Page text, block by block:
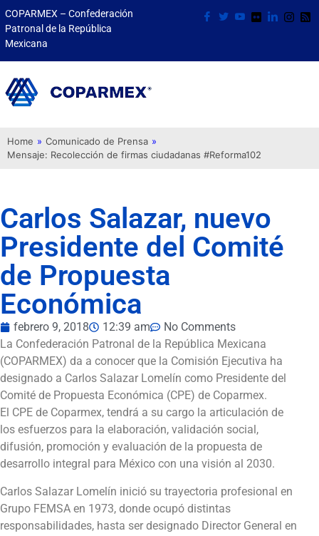
COPARMEX – Confederación
Patronal de la República
Mexicana
Home » Comunicado de Prensa »
Mensaje: Recolección de firmas ciudadanas #Reforma102
Carlos Salazar, nuevo
Presidente del Comité
de Propuesta
Económica
febrero 9, 2018 12:39 am
No Comments
La Confederación Patronal de la República Mexicana
(COPARMEX) da a conocer que la Comisión Ejecutiva ha
designado a Carlos Salazar Lomelín como Presidente del
Comité de Propuesta Económica (CPE) de Coparmex.
El CPE de Coparmex, tendrá a su cargo la articulación de
los esfuerzos para la elaboración, validación social,
difusión, promoción y evaluación de la propuesta de
desarrollo integral para México con una visión al 2030.
Carlos Salazar Lomelín inició su trayectoria profesional en
Grupo FEMSA en 1973, donde ocupó distintas
responsabilidades, hasta ser designado Director General en